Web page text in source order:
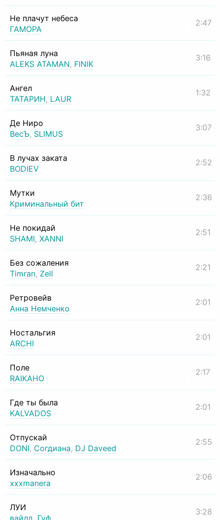
Не плачут небеса
ГАМОРА
2:47
Пьяная луна
ALEKS ATAMAN, FINIK
3:16
Ангел
ТАТАРИН, LAUR
1:32
Де Ниро
ВесЪ, SLIMUS
3:07
В лучах заката
BODIEV
2:52
Мутки
Криминальный бит
2:36
Не покидай
SHAMI, XANNI
2:51
Без сожаления
Timran, Zell
2:21
Ретровейв
Анна Немченко
2:01
Ностальгия
ARCHI
2:01
Поле
RAIKAHO
2:17
Где ты была
KALVADOS
2:01
Отпускай
DONI, Согдиана, DJ Daveed
2:55
Изначально
xxxmanera
2:06
ЛУИ
3:28